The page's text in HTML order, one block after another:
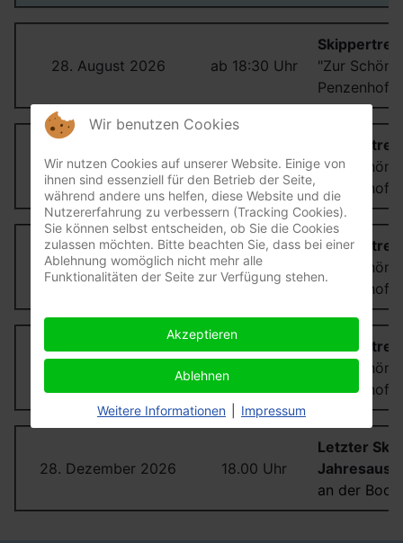
28. August 2026 ab 18:30 Uhr
Skippertreff
"Zur
25. September 2026 ab 18:30 Uhr
Skippertreff
"Zur
30. Oktober 2026 ab 18:30 Uhr
Skippertreff
"Zur
27. November 2026
Skippertreff
"Zur
28. Dezember 2026 18.00 Uhr
Letzter
an der
Wir benutzen Cookies
Wir nutzen Cookies auf unserer Website. Einige von
ihnen sind essenziell für den Betrieb der Seite,
während andere uns helfen, diese Website und die
Nutzererfahrung zu verbessern (Tracking Cookies).
Sie können selbst entscheiden, ob Sie die Cookies
zulassen möchten. Bitte beachten Sie, dass bei einer
Ablehnung womöglich nicht mehr alle
Funktionalitäten der Seite zur Verfügung stehen.
Akzeptieren
Ablehnen
Weitere Informationen Impressum